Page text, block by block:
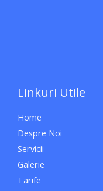
Linkuri Utile
Home
Despre Noi
Servicii
Galerie
Tarife